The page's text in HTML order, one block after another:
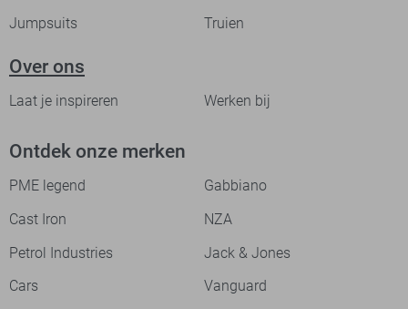
Jumpsuits
Truien
Over ons
Laat je inspireren Werken bij
Ontdek onze merken
PME legend
Gabbiano
Cast Iron
NZA
Petrol Industries
Jack & Jones
Cars
Vanguard